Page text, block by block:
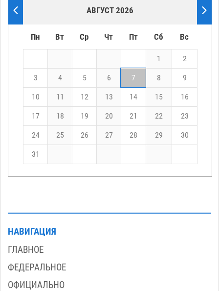
АВГУСТ 2026
Пн Вт Ср Чт Пт Сб Вс
1 2
3 4 5 6 7 8 9
10 11 12 13 14 15 16
17 18 19 20 21 22 23
24 25 26 27 28 29 30
31
НАВИГАЦИЯ
ГЛАВНОЕ
ФЕДЕРАЛЬНОЕ
ОФИЦИАЛЬНО